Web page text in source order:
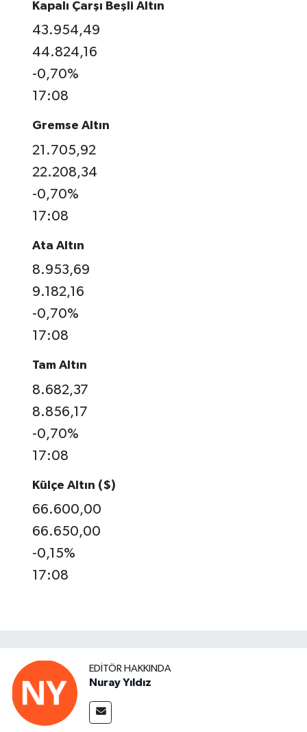
Kapalı Çarşı Beşli Altın
43.954,49
44.824,16
-0,70%
17:08
Gremse Altın
21.705,92
22.208,34
-0,70%
17:08
Ata Altın
8.953,69
9.182,16
-0,70%
17:08
Tam Altın
8.682,37
8.856,17
-0,70%
17:08
Külçe Altın ($)
66.600,00
66.650,00
-0,15%
17:08
EDITÖR HAKKINDA
Nuray Yıldız